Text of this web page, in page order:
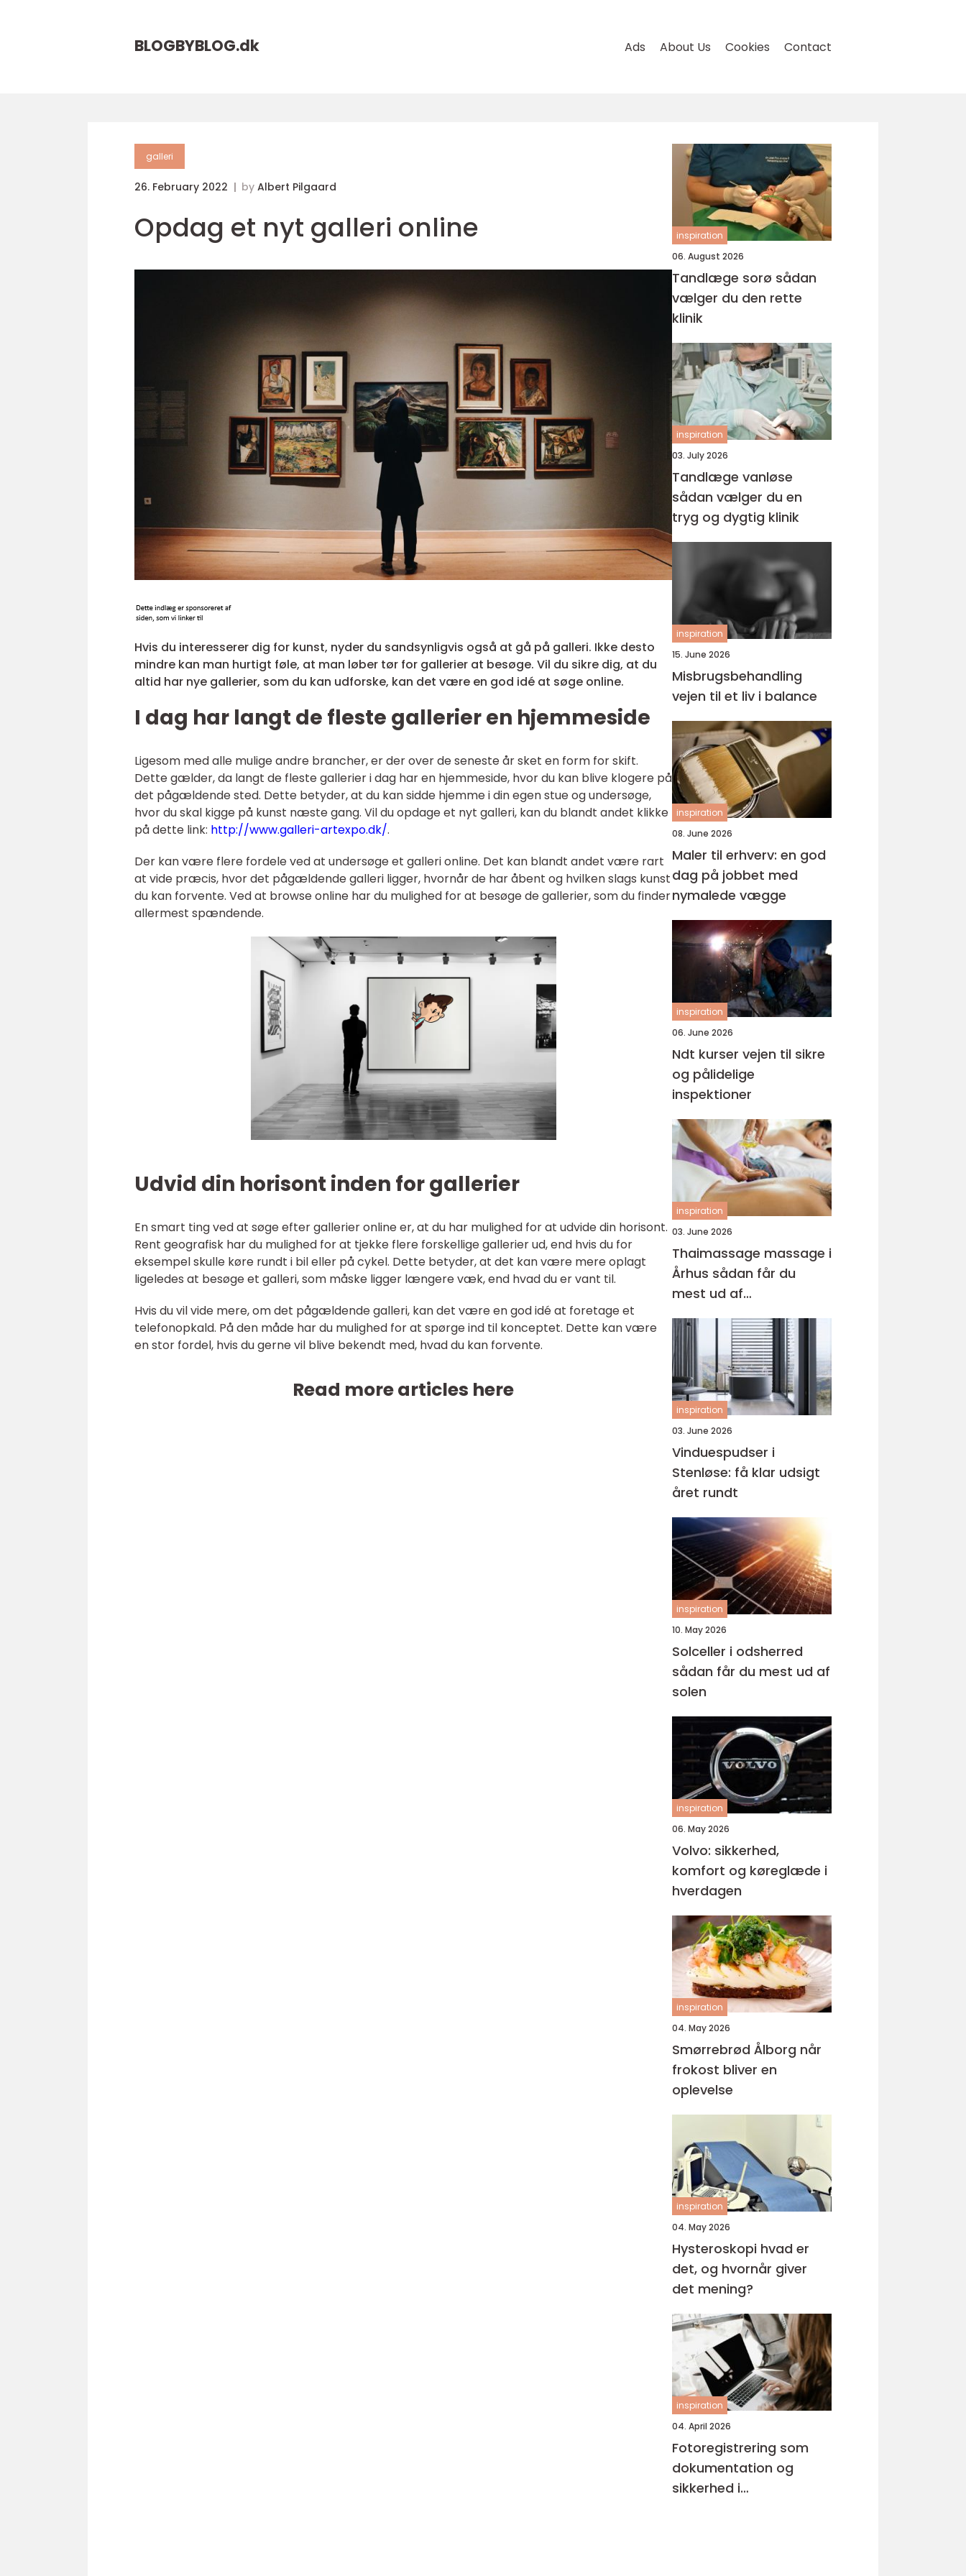
BLOGBYBLOG.dk Ads About Us Cookies Contact
galleri
26. February 2022 by Albert Pilgaard
Opdag et nyt galleri online
Hvis du interesserer dig for kunst, nyder du sandsynligvis også at gå på galleri. Ikke desto
mindre kan man hurtigt føle, at man løber tør for gallerier at besøge. Vil du sikre dig, at du
altid har nye gallerier, som du kan udforske, kan det være en god idé at søge online.
I dag har langt de fleste gallerier en hjemmeside
Ligesom med alle mulige andre brancher, er der over de seneste år sket en form for skift.
Dette gælder, da langt de fleste gallerier i dag har en hjemmeside, hvor du kan blive klogere på
det pågældende sted. Dette betyder, at du kan sidde hjemme i din egen stue og undersøge,
hvor du skal kigge på kunst næste gang. Vil du opdage et nyt galleri, kan du blandt andet klikke
på dette link: http://www.galleri-artexpo.dk/.
Der kan være flere fordele ved at undersøge et galleri online. Det kan blandt andet være rart
at vide præcis, hvor det pågældende galleri ligger, hvornår de har åbent og hvilken slags kunst
du kan forvente. Ved at browse online har du mulighed for at besøge de gallerier, som du finder
allermest spændende.
Udvid din horisont inden for gallerier
En smart ting ved at søge efter gallerier online er, at du har mulighed for at udvide din horisont.
Rent geografisk har du mulighed for at tjekke flere forskellige gallerier ud, end hvis du for
eksempel skulle køre rundt i bil eller på cykel. Dette betyder, at det kan være mere oplagt
ligeledes at besøge et galleri, som måske ligger længere væk, end hvad du er vant til.
Hvis du vil vide mere, om det pågældende galleri, kan det være en god idé at foretage et
telefonopkald. På den måde har du mulighed for at spørge ind til konceptet. Dette kan være
en stor fordel, hvis du gerne vil blive bekendt med, hvad du kan forvente.
Read more articles here
inspiration
06. August 2026
Tandlæge sorø sådan
vælger du den rette
klinik
inspiration
03. July 2026
Tandlæge vanløse
sådan vælger du en
tryg og dygtig klinik
inspiration
15. June 2026
Misbrugsbehandling
vejen til et liv i balance
inspiration
08. June 2026
Maler til erhverv: en god
dag på jobbet med
nymalede vægge
inspiration
06. June 2026
Ndt kurser vejen til sikre
og pålidelige
inspektioner
inspiration
03. June 2026
Thaimassage massage i
Århus sådan får du
mest ud af
behandlingen
inspiration
03. June 2026
Vinduespudser i
Stenløse: få klar udsigt
året rundt
inspiration
10. May 2026
Solceller i odsherred
sådan får du mest ud af
solen
inspiration
06. May 2026
Volvo: sikkerhed,
komfort og køreglæde i
hverdagen
inspiration
04. May 2026
Smørrebrød Ålborg når
frokost bliver en
oplevelse
inspiration
04. May 2026
Hysteroskopi hvad er
det, og hvornår giver
det mening?
inspiration
04. April 2026
Fotoregistrering som
dokumentation og
sikkerhed i